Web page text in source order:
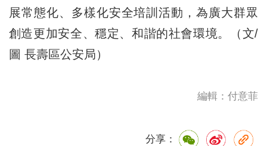
展常態化、多樣化安全培訓活動，為廣大群眾
創造更加安全、穩定、和諧的社會環境。（文/
圖 長壽區公安局）
編輯：付意菲
分享：